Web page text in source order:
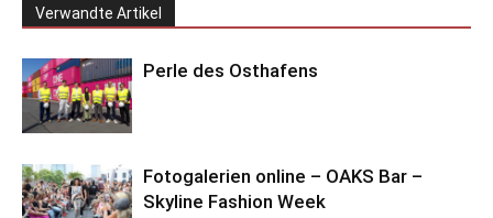
Verwandte Artikel
Perle des Osthafens
Fotogalerien online – OAKS Bar –
Skyline Fashion Week